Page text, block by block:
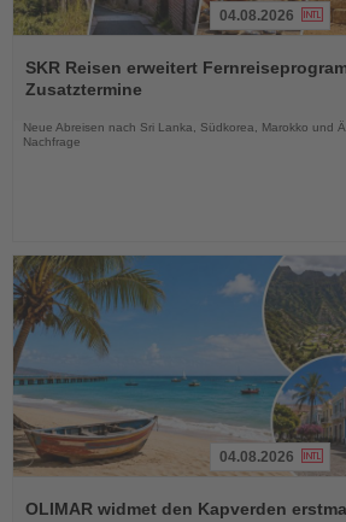
Sie
die
04.08.2026
SKR Reisen erweitert
Zusatztermine
Neue Abreisen nach Sri Lanka, Südkorea, Marokko und
Nachfrage
Sie
04.08.2026
OLIMAR widmet den Kapverden